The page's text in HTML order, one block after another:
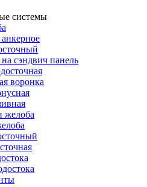
системы
сэндвич панель
воронка
желоба